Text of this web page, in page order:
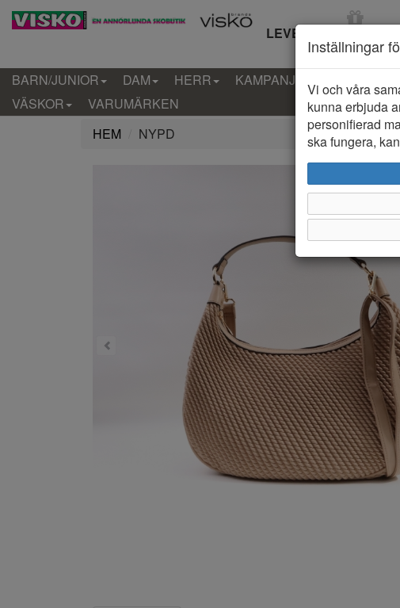
LEVERANS INOM 2-5
BARN/JUNIOR DAM HERR KAMPANJ KLÄDER-
VÄSKOR
VARUMÄRKEN
HEM
NYPD
Inställningar
Vi och våra
kunna erbjuda
personifierad
ska fungera,